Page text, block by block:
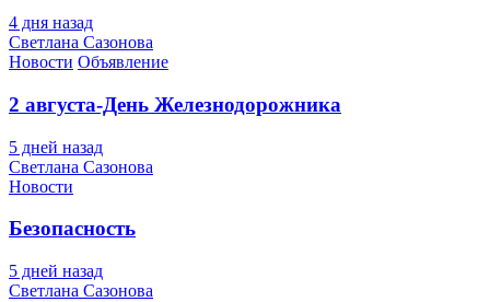
4 дня назад
Светлана Сазонова
Новости Объявление
2 августа-День Железнодорожника
5 дней назад
Светлана Сазонова
Новости
Безопасность
5 дней назад
Светлана Сазонова